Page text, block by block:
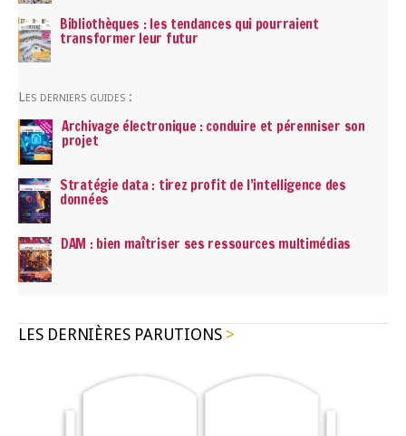
Bibliothèques : les tendances qui pourraient
transformer leur futur
Les derniers guides :
Archivage électronique : conduire et pérenniser son
projet
Stratégie data : tirez profit de l’intelligence des
données
DAM : bien maîtriser ses ressources multimédias
LES DERNIÈRES PARUTIONS